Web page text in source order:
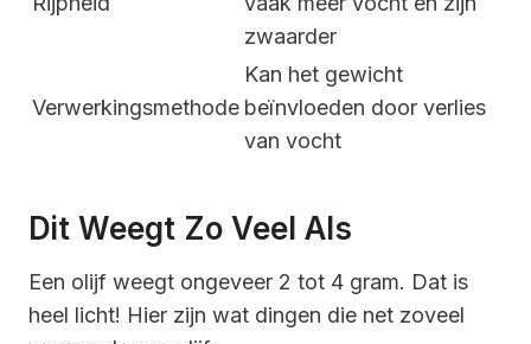
zwaarder
Verwerkingsmethode
Kan het gewicht
beïnvloeden door verlies
van vocht
Dit Weegt Zo Veel Als
Een olijf weegt ongeveer 2 tot 4 gram. Dat is
heel licht! Hier zijn wat dingen die net zoveel